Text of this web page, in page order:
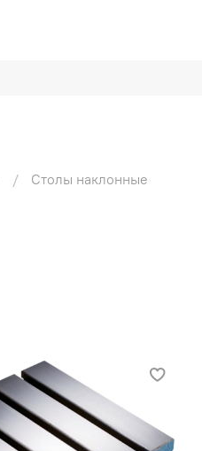
Столы наклонные